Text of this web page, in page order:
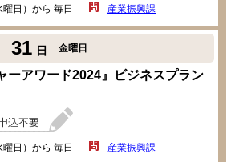
日）から 毎日 産業振興課
31 日 金曜日
ーアワード2024』ビジネスプラン
日）から 毎日 産業振興課